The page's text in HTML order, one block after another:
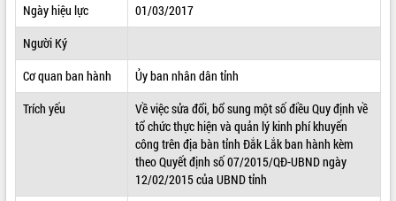
SỞ, BAN, NGÀNH
UBND CÁC XÃ, PHƯỜNG
THÔNG TIN CHỈ ĐẠO ĐIỀU HÀNH
HỆ THỐNG VĂN BẢN
Ngày hiệu lực
01/03/2017
Người Ký
Cơ quan ban hành
Ủy ban nhân dân tỉnh
Trích yếu
Về việc sửa đổi, bổ sung một số điều Quy định về
tổ chức thực hiện và quản lý kinh phí khuyến
công trên địa bàn tỉnh Đắk Lắk ban hành kèm
theo Quyết định số 07/2015/QĐ-UBND ngày
12/02/2015 của UBND tỉnh